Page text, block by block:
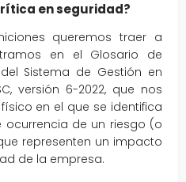
en seguridad?
queremos traer a
en el Glosario de
Sistema de Gestión en
versión 6-2022, que nos
en el que se identifica
de un riesgo (o
representen un impacto
de la empresa.